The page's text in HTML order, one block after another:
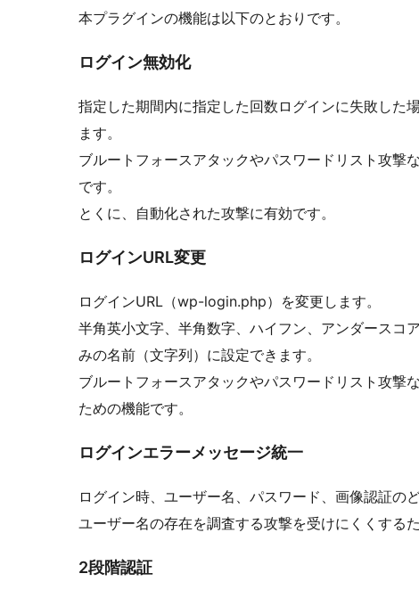
本プラグインの機能は以下のとおりです。
ログイン無効化
指定した期間内に指定した回数ログインに失敗した
ます。
ブルートフォースアタックやパスワードリスト攻撃
です。
とくに、自動化された攻撃に有効です。
ログインURL変更
ログインURL（wp-login.php）を変更します。
半角英小文字、半角数字、ハイフン、アンダースコ
みの名前（文字列）に設定できます。
ブルートフォースアタックやパスワードリスト攻撃
ための機能です。
ログインエラーメッセージ統一
ログイン時、ユーザー名、パスワード、画像認証の
ユーザー名の存在を調査する攻撃を受けにくくする
2段階認証